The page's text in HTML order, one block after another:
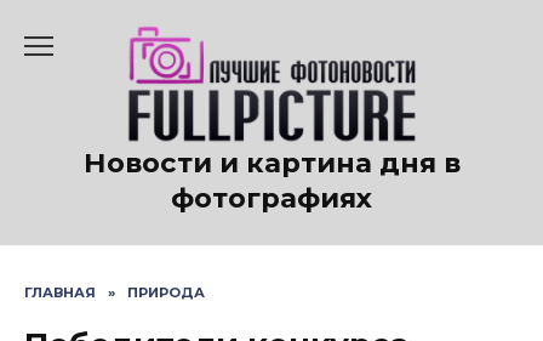
содержанию
Новости и картина дня в
фотографиях
ГЛАВНАЯ » ПРИРОДА